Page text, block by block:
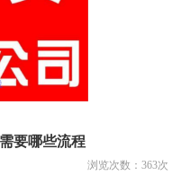
要哪些流程
浏览次数： 363次